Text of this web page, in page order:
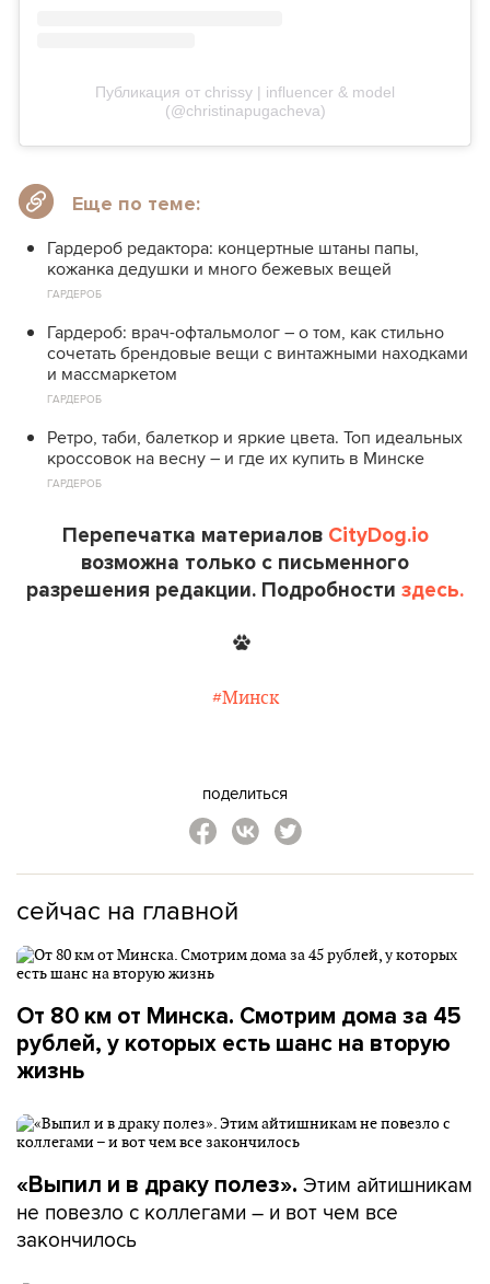
Публикация от chrissy | influencer & model
(@christinapugacheva)
Еще по теме:
Гардероб редактора: концертные штаны папы,
кожанка дедушки и много бежевых вещей
ГАРДЕРОБ
Гардероб: врач-офтальмолог – о том, как стильно
сочетать брендовые вещи с винтажными находками
и массмаркетом
ГАРДЕРОБ
Ретро, таби, балеткор и яркие цвета. Топ идеальных
кроссовок на весну – и где их купить в Минске
ГАРДЕРОБ
Перепечатка материалов CityDog.io
возможна только с письменного
разрешения редакции. Подробности здесь.
#Минск
поделиться
сейчас на главной
От 80 км от Минска. Смотрим дома за 45
рублей, у которых есть шанс на вторую
жизнь
«Выпил и в драку полез». Этим айтишникам
не повезло с коллегами – и вот чем все
закончилось